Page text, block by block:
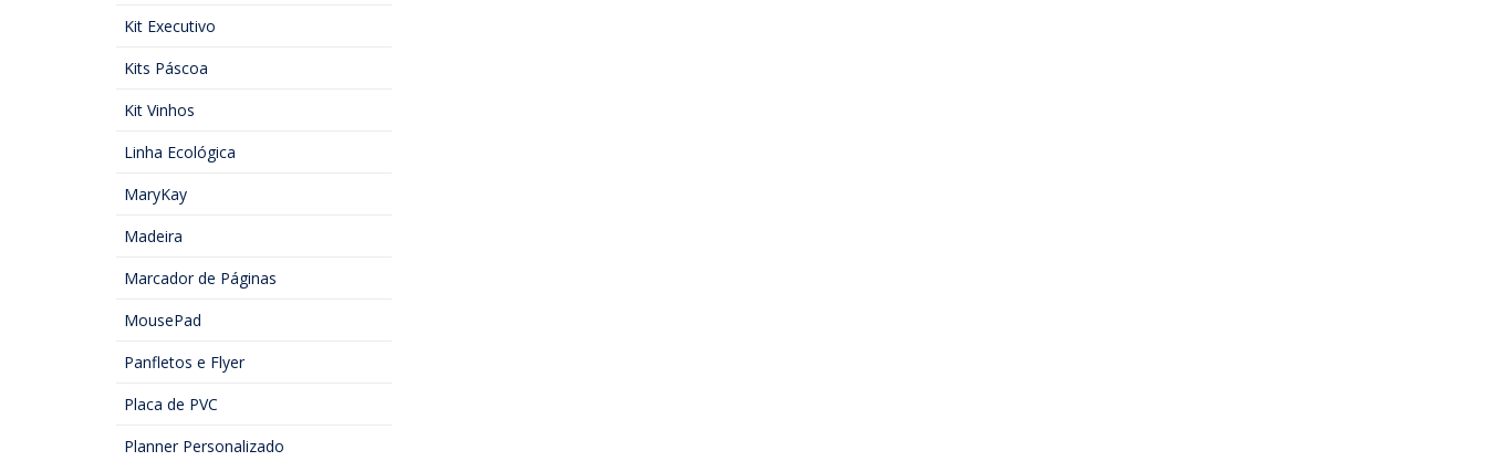
Kit Executivo
Kits Páscoa
Kit Vinhos
Linha Ecológica
MaryKay
Madeira
Marcador de Páginas
MousePad
Panfletos e Flyer
Placa de PVC
Planner Personalizado